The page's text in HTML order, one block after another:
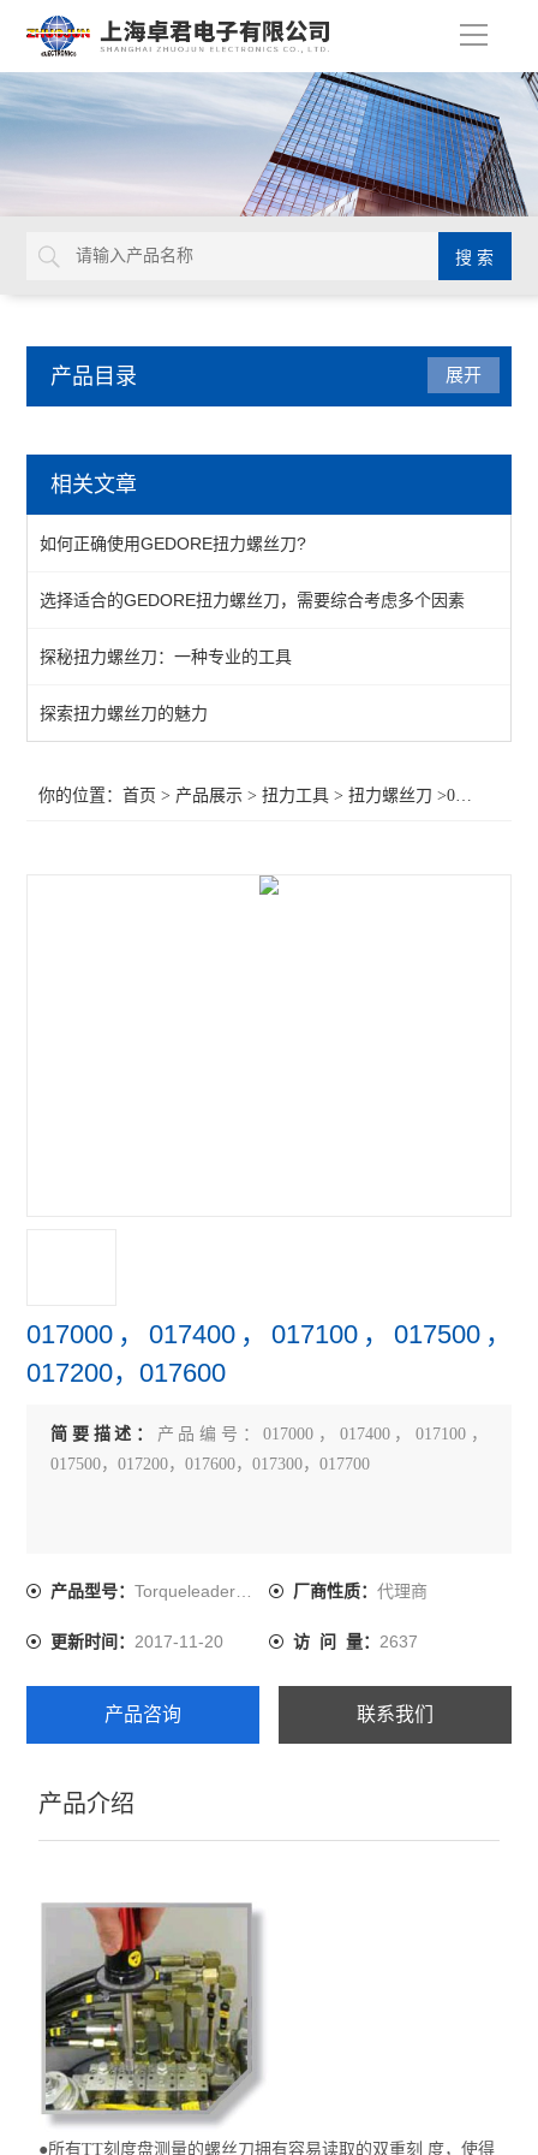
导
产品目录
扭力扳手
扭力螺丝刀
扭力测试仪器
查看全部 >>
展开
相关文章
如何正确使用GEDORE扭力螺丝刀?
选择适合的GEDORE扭力螺丝刀，需要综合考虑多个因素
探秘扭力螺丝刀：一种专业的工具
探索扭力螺丝刀的魅力
你的位置：首页 > 产品展示 >扭力工具 >扭力螺丝刀 >017000，017400，017100，017500，017200，017600
017000，017400，017100，017500，
017200，017600
简要描述： 产品编号：017000，017400，017100，
017500，017200，017600，017300，017700
产品型号：Torqueleader螺丝刀 厂商性质： 代理商
更新时间：2017-11-20 访 问 量： 2637
产品咨询 联系我们
产品介绍
●所有TT刻度盘测量的螺丝刀拥有容易读取的双重刻 度，使得